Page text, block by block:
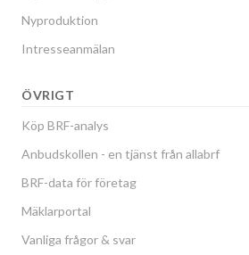
Nyproduktion
Intresseanmälan
ÖVRIGT
Köp BRF-analys
Anbudskollen - en tjänst från allabrf
BRF-data för företag
Mäklarportal
Vanliga frågor & svar